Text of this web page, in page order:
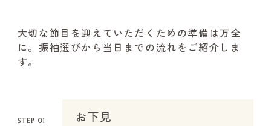
大切な節目を迎えていただくための準備は万全
に。振袖選びから当日までの流れをご紹介しま
す。
お下見